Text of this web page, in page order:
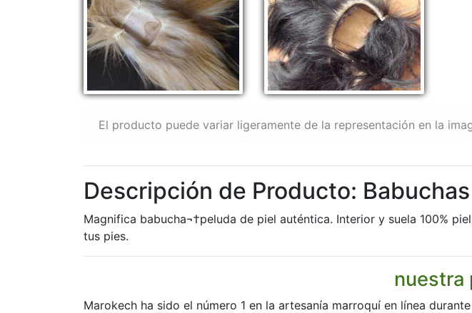
El producto puede variar ligeramente de la representación en la
Descripción de Producto:
Magnifica babucha¬†peluda de piel auténtica. Interior y suela 100%
tus pies.
nuestra
Marokech ha sido el número 1 en la artesanía marroquí en línea